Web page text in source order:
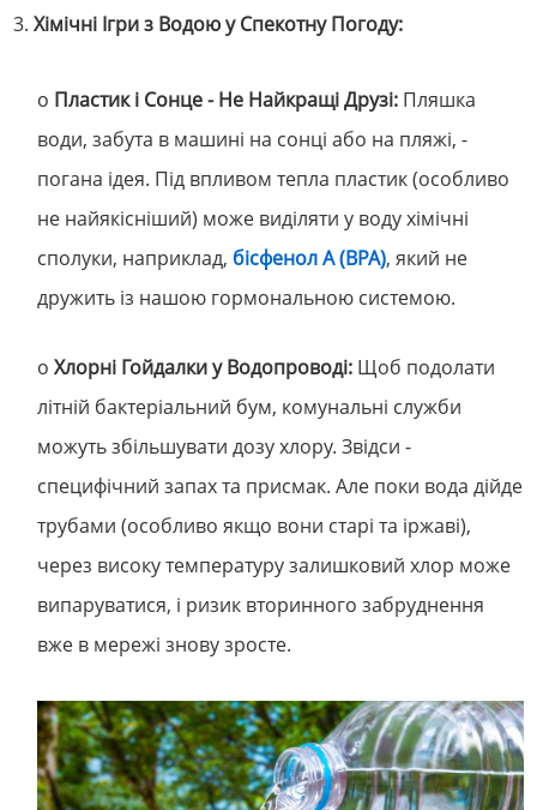
3.Хімічні Ігри з Водою у Спекотну Погоду:
o Пластик і Сонце - Не Найкращі Друзі: Пляшка
води, забута в машині на сонці або на пляжі, -
погана ідея. Під впливом тепла пластик (особливо
не найякісніший) може виділяти у воду хімічні
сполуки, наприклад, бісфенол А (BPA), який не
дружить із нашою гормональною системою.
oХлорні Гойдалки у Водопроводі: Щоб подолати
літній бактеріальний бум, комунальні служби
можуть збільшувати дозу хлору. Звідси -
специфічний запах та присмак. Але поки вода дійде
трубами (особливо якщо вони старі та іржаві),
через високу температуру залишковий хлор може
випаруватися, і ризик вторинного забруднення
вже в мережі знову зросте.